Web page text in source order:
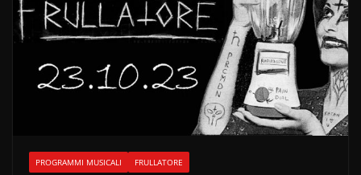
PROGRAMMI MUSICALI FRULLATORE